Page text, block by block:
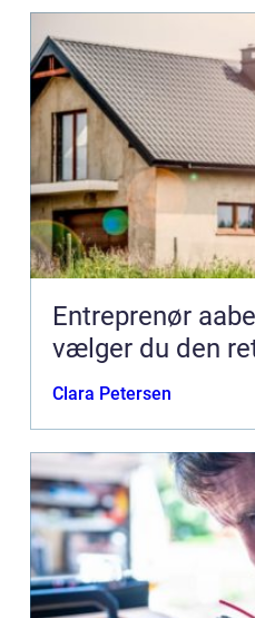
Entreprenør aabenraa
vælger du den
Clara Petersen